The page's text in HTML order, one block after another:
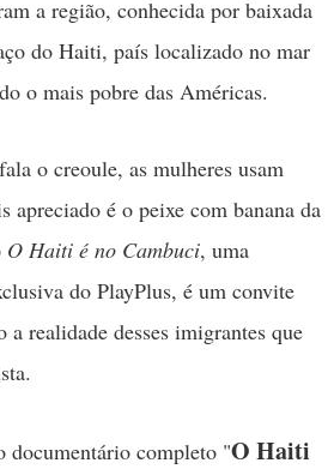
a região, conhecida por baixada
do Haiti, país localizado no mar
o mais pobre das Américas.
o creoule, as mulheres usam
apreciado é o peixe com banana da
O Haiti é no Cambuci, uma
do PlayPlus, é um convite
a realidade desses imigrantes que
documentário completo "O Haiti